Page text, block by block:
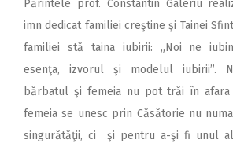
Părintele prof. Constantin Galeriu
imn dedicat familiei creştine şi Tainei
familiei stă taina iubirii: „Noi ne
esenţa, izvorul şi modelul iubirii”.
bărbatul şi femeia nu pot trăi în
femeia se unesc prin Căsătorie nu
singurătăţii, ci şi pentru a-şi fi unul